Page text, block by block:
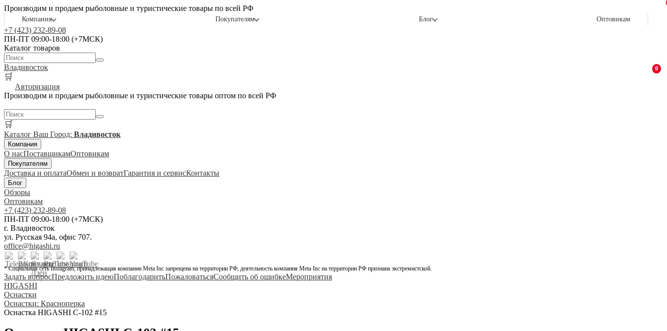
Производим и продаем рыболовные и туристические товары по всей РФ
Компания Покупателям Блог Оптовикам
+7 (423) 232-89-08
ПН-ПТ 09:00-18:00 (+7МСК)
Каталог товаров
Владивосток
🛒
0
Авторизация
Производим и продаем рыболовные и туристические товары оптом по всей РФ
🛒
Каталог Ваш Город: Владивосток
Компания
О насПоставщикамОптовикам
Покупателям
Доставка и оплатаОбмен и возвратГарантия и сервисКонтакты
Блог
Обзоры
Оптовикам
+7 (423) 232-89-08
ПН-ПТ 09:00-18:00 (+7МСК)
г. Владивосток
ул. Русская 94а, офис 707.
office@higashi.ru
* Социальная сеть Instagram, принадлежащая компании Meta Inc запрещена на территории РФ, деятельность компания Meta Inc на территории РФ признана экстремистской.
Задать вопросПредложить идеюПоблагодаритьПожаловатьсяСообщить об ошибкеМероприятия
HIGASHI
Оснастки
Оснастки: Красноперка
Оснастка HIGASHI C-102 #15